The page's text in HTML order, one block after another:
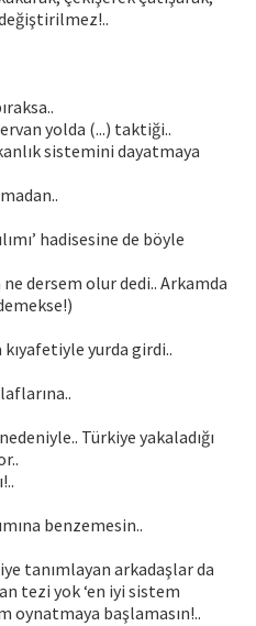
yolda (...) taktiği..
sistemini dayatmaya
hadisesine de böyle
dersem olur dedi.. Arkamda
kıyafetiyle yurda girdi..
Türkiye yakaladığı
benzemesin..
tanımlayan arkadaşlar da
tezi yok ‘en iyi sistem
oynatmaya başlamasın!..